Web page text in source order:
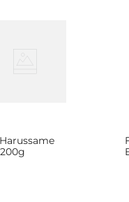
local fresco e